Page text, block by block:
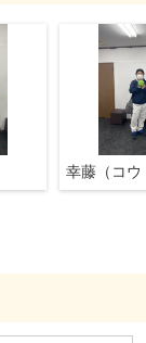
幸藤（コウ